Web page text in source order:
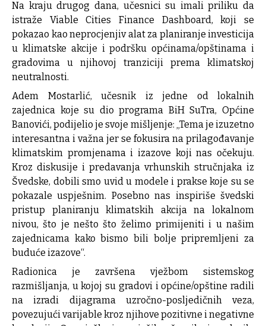
Na kraju drugog dana, učesnici su imali priliku da
istraže Viable Cities Finance Dashboard, koji se
pokazao kao neprocjenjiv alat za planiranje investicija
u klimatske akcije i podršku općinama/opštinama i
gradovima u njihovoj tranziciji prema klimatskoj
neutralnosti.
Adem Mostarlić, učesnik iz jedne od lokalnih
zajednica koje su dio programa BiH SuTra, Općine
Banovići, podijelio je svoje mišljenje: „Tema je izuzetno
interesantna i važna jer se fokusira na prilagođavanje
klimatskim promjenama i izazove koji nas očekuju.
Kroz diskusije i predavanja vrhunskih stručnjaka iz
Švedske, dobili smo uvid u modele i prakse koje su se
pokazale uspješnim. Posebno nas inspiriše švedski
pristup planiranju klimatskih akcija na lokalnom
nivou, što je nešto što želimo primijeniti i u našim
zajednicama kako bismo bili bolje pripremljeni za
buduće izazove“.
Radionica je završena vježbom sistemskog
razmišljanja, u kojoj su gradovi i općine/opštine radili
na izradi dijagrama uzročno-posljedičnih veza,
povezujući varijable kroz njihove pozitivne i negativne